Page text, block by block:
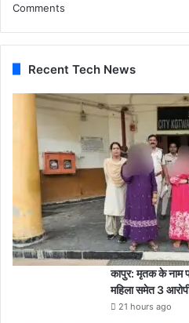
Comments
Recent Tech News
कापुर: मृतक के नाम
महिला समेत 3
21 hours ago